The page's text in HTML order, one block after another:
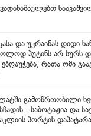
და უკრაინას დიდი
პუტინს არ სურს
რათა ომი
გამოწრთობილი
- საბოტაჟია და
პორტის